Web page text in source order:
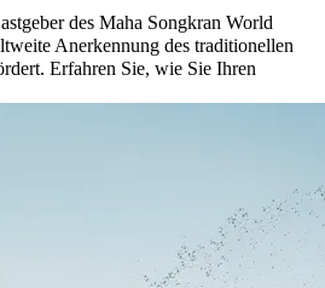
des Maha Songkran World
Anerkennung des traditionellen
Erfahren Sie, wie Sie Ihren